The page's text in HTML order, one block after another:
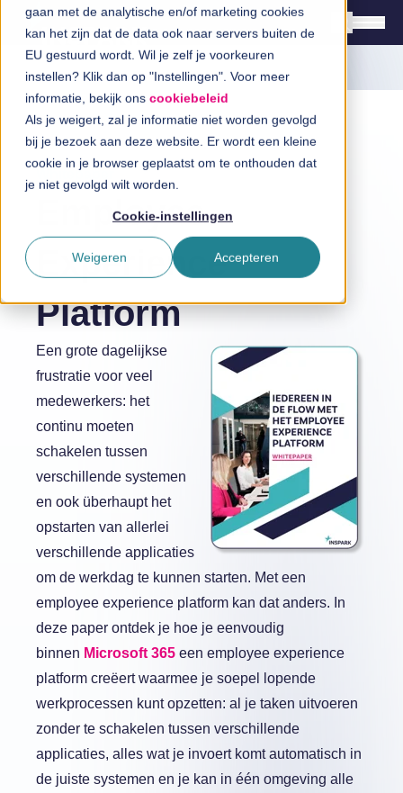
gaan met de analytische en/of marketing cookies
kan het zijn dat de data ook naar servers buiten de
EU gestuurd wordt. Wil je zelf je voorkeuren
instellen? Klik dan op "Instellingen". Voor meer
informatie, bekijk ons cookiebeleid
Als je weigert, zal je informatie niet worden gevolgd
bij je bezoek aan deze website. Er wordt een kleine
cookie in je browser geplaatst om te onthouden dat
je niet gevolgd wilt worden.
Cookie-instellingen
Accepteren
Weigeren
Oplossingen
Branches
InSpiratiecentrum
Direct in contact
Over InSpark
Werken bij InSpark
Whitepaper
Employee
Experience
Platform
Een grote dagelijkse
frustratie voor veel
medewerkers: het
continu moeten
schakelen tussen
verschillende systemen
en ook überhaupt het
opstarten van allerlei
verschillende applicaties
om de werkdag te kunnen starten. Met een
employee experience platform kan dat anders. In
deze paper ontdek je hoe je eenvoudig
binnen Microsoft 365 een employee experience
platform creëert waarmee je soepel lopende
werkprocessen kunt opzetten: al je taken uitvoeren
zonder te schakelen tussen verschillende
applicaties, alles wat je invoert komt automatisch in
de juiste systemen en je kan in één omgeving alle